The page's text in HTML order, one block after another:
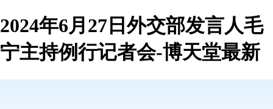
2024年6月27日外交部发言人毛
宁主持例行记者会-博天堂最新